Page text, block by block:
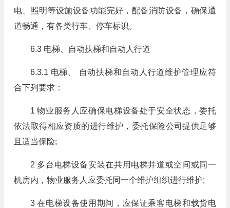
电、照明等设施设备功能完好，配备消防设备，确保通
道畅通，有各类行车、停车标识。
6.3 电梯、自动扶梯和自动人行道
6.3.1 电梯、 自动扶梯和自动人行道维护管理应符
合下列要求：
1 物业服务人应确保电梯设备处于安全状态，委托
依法取得相应资质的进行维护，委托保险公司提供足够
且适当保险;
2 多台电梯设备安装在共用电梯井道或空间或同一
机房内，物业服务人应委托同一个维护组织进行维护;
3 在电梯设备使用期间，应保证乘客电梯和载货电